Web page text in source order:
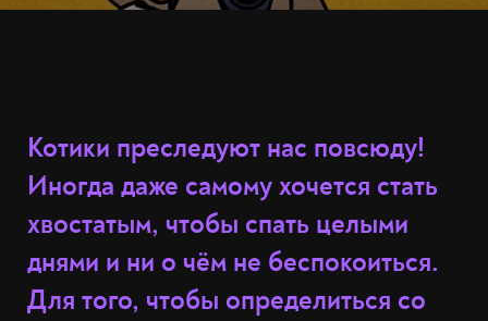
Котики преследуют нас повсюду!
Иногда даже самому хочется стать
хвостатым, чтобы спать целыми
днями и ни о чём не беспокоиться.
Для того, чтобы определиться со